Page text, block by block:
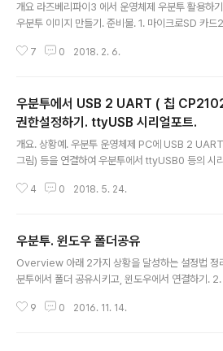
개요 라즈베리파이3 에서 운영체제 우분투 활용하
우분투 이미지 만들기. 준비물. 1. 마이크로SD 카
파일 다운로드 : https://sourceforge.net/
드하기.다운로드 주소 : https://ubuntu-
ntu MATE 16.04 LTS" 클릭하면 Architecture
서 ..
7 0 2018. 2. 6.
우분투에서 USB 2 UART ( 칩
권한설정하기. ttyUSB 시리얼포트.
개요. 상황예. 우분투 운영체제 PC에 USB 2
그림) 등을 연결하여 우분투에서 ttyUSB0 등의 시
정을 해줘야 한다. LX USB2UART 상세정보 :
황을 보이고 있고, 접근 권한을 주는 전체 과정을 보이
다. 권한설정 요점. - 터미널창에서 아래 구문 실행
부팅한다. 재부팅해야 권한설정 적용됨. sudo
4 0 2018. 5. 24.
우분투. 윈도우 폴더공유
Overview 아래 2가지 상황을 달성하는 설정법 정
분투에서 폴더 공유시키고, 윈도우에서 연결하기. 2.
서 폴더 공유설정하고 윈도우에서 연결하기. 우분투
9 0 2016. 11. 14.